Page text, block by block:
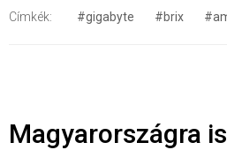
Címkék: #gigabyte #brix
Magyarországra